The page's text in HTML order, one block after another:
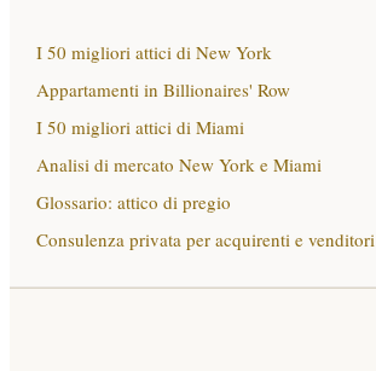
I 50 migliori attici di New York
Appartamenti in Billionaires' Row
I 50 migliori attici di Miami
Analisi di mercato New York e Miami
Glossario: attico di pregio
Consulenza privata per acquirenti e venditori